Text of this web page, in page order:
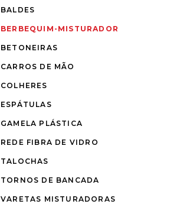
BALDES
BERBEQUIM-MISTURADOR
BETONEIRAS
CARROS DE MÃO
COLHERES
ESPÁTULAS
GAMELA PLÁSTICA
REDE FIBRA DE VIDRO
TALOCHAS
TORNOS DE BANCADA
VARETAS MISTURADORAS